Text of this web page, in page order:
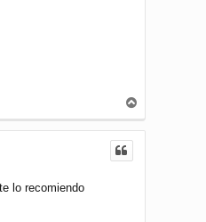
r
r
lo recomiendo